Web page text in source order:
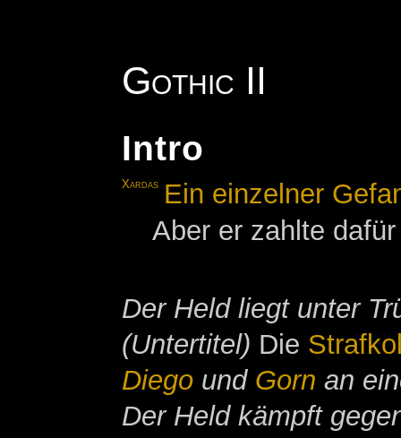
Gothic II
Intro
Xardas Ein einzelner
Aber er zahlte
Der Held liegt unter
(Untertitel) Die
Diegound Gorn an
Der Held kämpft